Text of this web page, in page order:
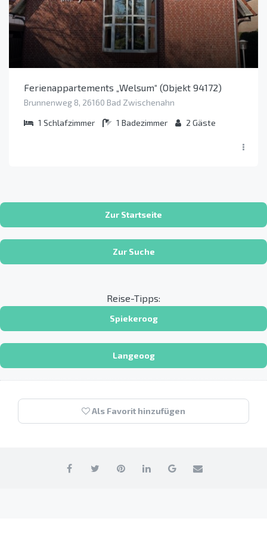
Ferienappartements „Welsum“ (Objekt 94172)
Brunnenweg 8, 26160 Bad Zwischenahn
1 Schlafzimmer 1 Badezimmer 2 Gäste
Zur Startseite
Zur Suche
Reise-Tipps:
Spiekeroog
Langeoog
Als Favorit hinzufügen